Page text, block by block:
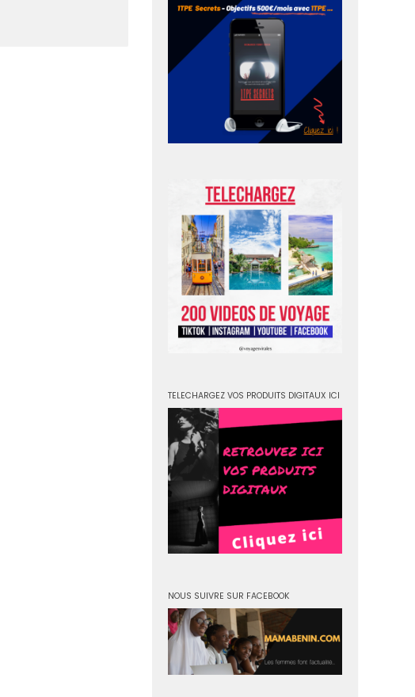
TELECHARGEZ VOS PRODUITS DIGITAUX ICI
NOUS SUIVRE SUR FACEBOOK